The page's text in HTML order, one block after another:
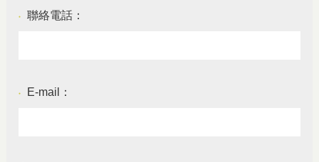
● 聯絡電話：
● E-mail：